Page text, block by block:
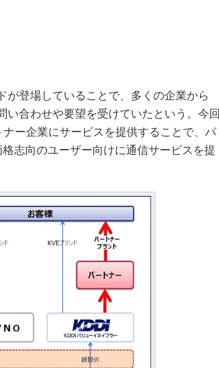
登場していることで、多くの企業から
い合わせや要望を受けていたという。今回
ー企業にサービスを提供することで、パ
志向のユーザー向けに通信サービスを提